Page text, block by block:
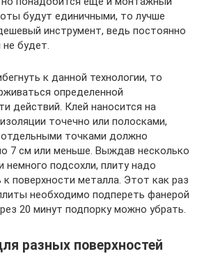
будут единичными, то лучше
инструмент, ведь постоянно
не будет.
к данной технологии, то
определенной
действий. Клей наносится на
точечно или полосками,
точками должно
7 см или меньше. Выждав несколько
немного подсохли, плиту надо
поверхности металла. Этот как раз
необходимо подпереть фанерой
20 минут подпорку можно убрать.
разных поверхностей